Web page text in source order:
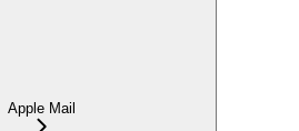
Apple Mail